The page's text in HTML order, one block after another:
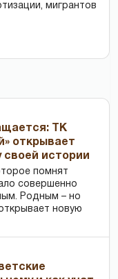
мигрантов
ТК
открывает
своей истории
помнят
совершенно
Родным – но
новую